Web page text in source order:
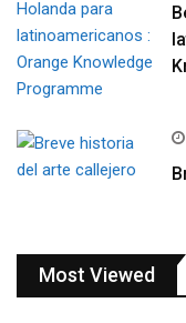
Most Viewed